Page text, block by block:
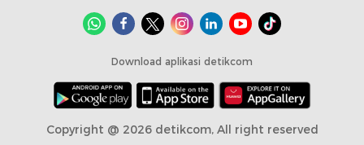
Download aplikasi detikcom
Copyright @ 2026 detikcom, All right reserved